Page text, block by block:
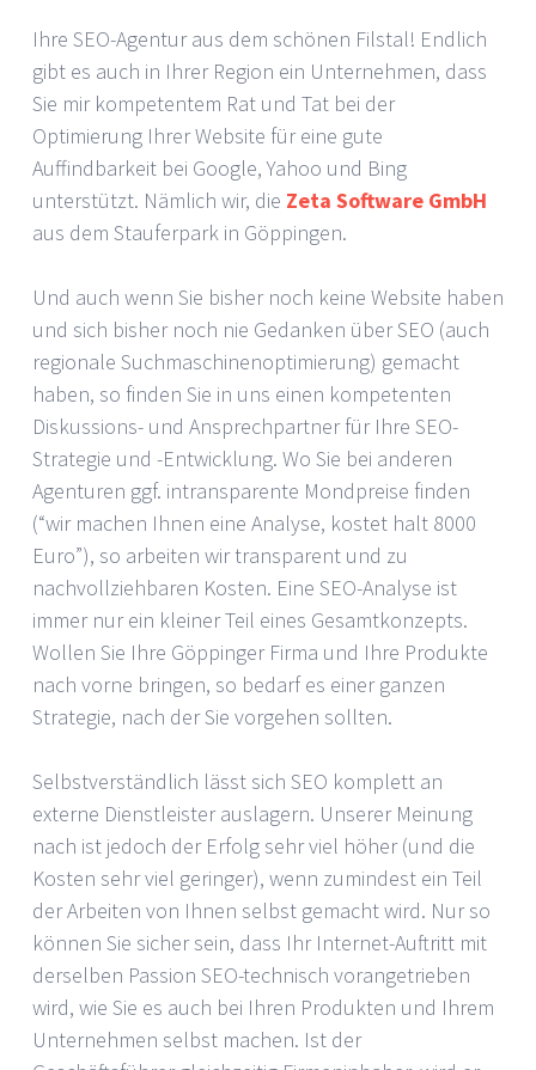
Ihre SEO-Agentur aus dem schönen Filstal! Endlich
gibt es auch in Ihrer Region ein Unternehmen, dass
Sie mir kompetentem Rat und Tat bei der
Optimierung Ihrer Website für eine gute
Auffindbarkeit bei Google, Yahoo und Bing
unterstützt. Nämlich wir, die Zeta Software GmbH
aus dem Stauferpark in Göppingen.
Und auch wenn Sie bisher noch keine Website haben
und sich bisher noch nie Gedanken über SEO (auch
regionale Suchmaschinenoptimierung) gemacht
haben, so finden Sie in uns einen kompetenten
Diskussions- und Ansprechpartner für Ihre SEO-
Strategie und -Entwicklung. Wo Sie bei anderen
Agenturen ggf. intransparente Mondpreise finden
(“wir machen Ihnen eine Analyse, kostet halt 8000
Euro”), so arbeiten wir transparent und zu
nachvollziehbaren Kosten. Eine SEO-Analyse ist
immer nur ein kleiner Teil eines Gesamtkonzepts.
Wollen Sie Ihre Göppinger Firma und Ihre Produkte
nach vorne bringen, so bedarf es einer ganzen
Strategie, nach der Sie vorgehen sollten.
Selbstverständlich lässt sich SEO komplett an
externe Dienstleister auslagern. Unserer Meinung
nach ist jedoch der Erfolg sehr viel höher (und die
Kosten sehr viel geringer), wenn zumindest ein Teil
der Arbeiten von Ihnen selbst gemacht wird. Nur so
können Sie sicher sein, dass Ihr Internet-Auftritt mit
derselben Passion SEO-technisch vorangetrieben
wird, wie Sie es auch bei Ihren Produkten und Ihrem
Unternehmen selbst machen. Ist der